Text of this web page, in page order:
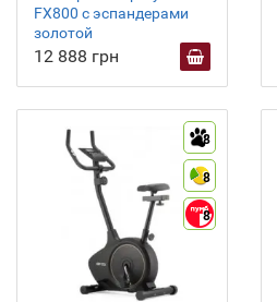
FX800 с эспандерами
золотой
12 888 грн
8
8
8